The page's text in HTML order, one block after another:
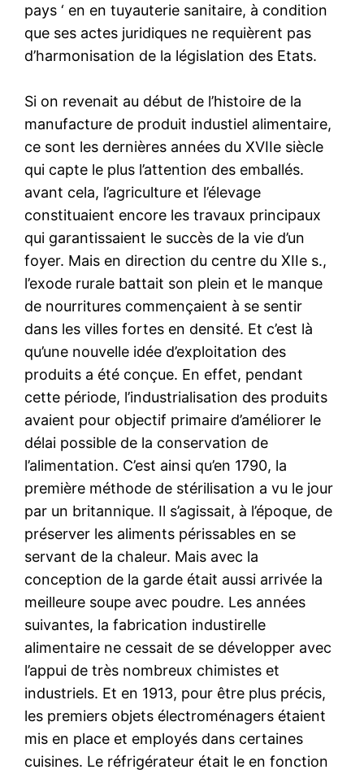
pays ‘ en en tuyauterie sanitaire, à condition
que ses actes juridiques ne requièrent pas
d’harmonisation de la législation des Etats.
Si on revenait au début de l’histoire de la
manufacture de produit industiel alimentaire,
ce sont les dernières années du XVIIe siècle
qui capte le plus l’attention des emballés.
avant cela, l’agriculture et l’élevage
constituaient encore les travaux principaux
qui garantissaient le succès de la vie d’un
foyer. Mais en direction du centre du XIIe s.,
l’exode rurale battait son plein et le manque
de nourritures commençaient à se sentir
dans les villes fortes en densité. Et c’est là
qu’une nouvelle idée d’exploitation des
produits a été conçue. En effet, pendant
cette période, l’industrialisation des produits
avaient pour objectif primaire d’améliorer le
délai possible de la conservation de
l’alimentation. C’est ainsi qu’en 1790, la
première méthode de stérilisation a vu le jour
par un britannique. Il s’agissait, à l’époque, de
préserver les aliments périssables en se
servant de la chaleur. Mais avec la
conception de la garde était aussi arrivée la
meilleure soupe avec poudre. Les années
suivantes, la fabrication industirelle
alimentaire ne cessait de se développer avec
l’appui de très nombreux chimistes et
industriels. Et en 1913, pour être plus précis,
les premiers objets électroménagers étaient
mis en place et employés dans certaines
cuisines. Le réfrigérateur était le en fonction